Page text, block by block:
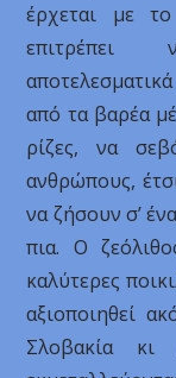
έρχεται με
επιτρέπει
από τα βαρέα
ρίζες, να
ανθρώπους,
να ζήσουν σ’
πια. Ο
καλύτερες
αξιοποιηθεί
Σλοβακία